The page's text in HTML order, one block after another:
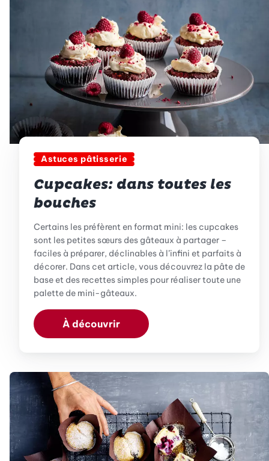
Astuces pâtisserie
Cupcakes: dans toutes les
bouches
Certains les préfèrent en format mini: les cupcakes
sont les petites sœurs des gâteaux à partager –
faciles à préparer, déclinables à l’infini et parfaits à
décorer. Dans cet article, vous découvrez la pâte de
base et des recettes simples pour réaliser toute une
palette de mini-gâteaux.
À découvrir